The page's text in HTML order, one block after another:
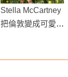
Stella McCartney
把倫敦變成可愛動